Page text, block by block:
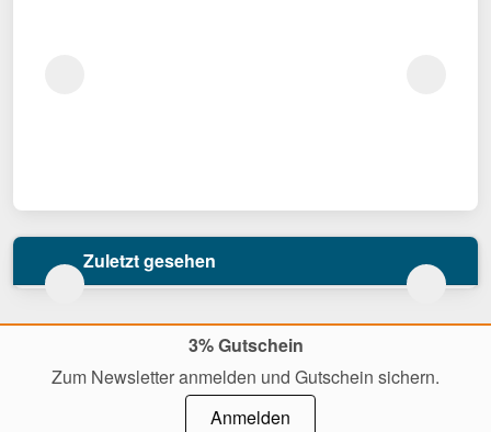
Zuletzt gesehen
3% Gutschein
Zum Newsletter anmelden und Gutschein sichern.
Anmelden